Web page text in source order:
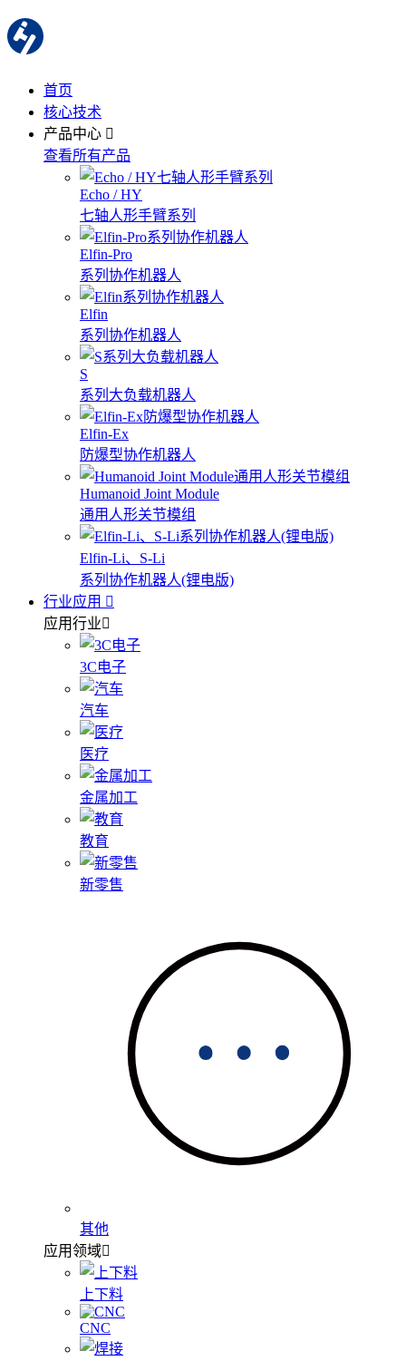
首页
核心技术
产品中心
查看所有产品
Echo / HY
七轴人形手臂系列
Elfin-Pro
系列协作机器人
Elfin
系列协作机器人
S
系列大负载机器人
Elfin-Ex
防爆型协作机器人
Humanoid Joint Module
通用人形关节模组
Elfin-Li、S-Li
系列协作机器人(锂电版)
行业应用
应用行业
3C电子
汽车
医疗
金属加工
教育
新零售
其他
应用领域
上下料
CNC